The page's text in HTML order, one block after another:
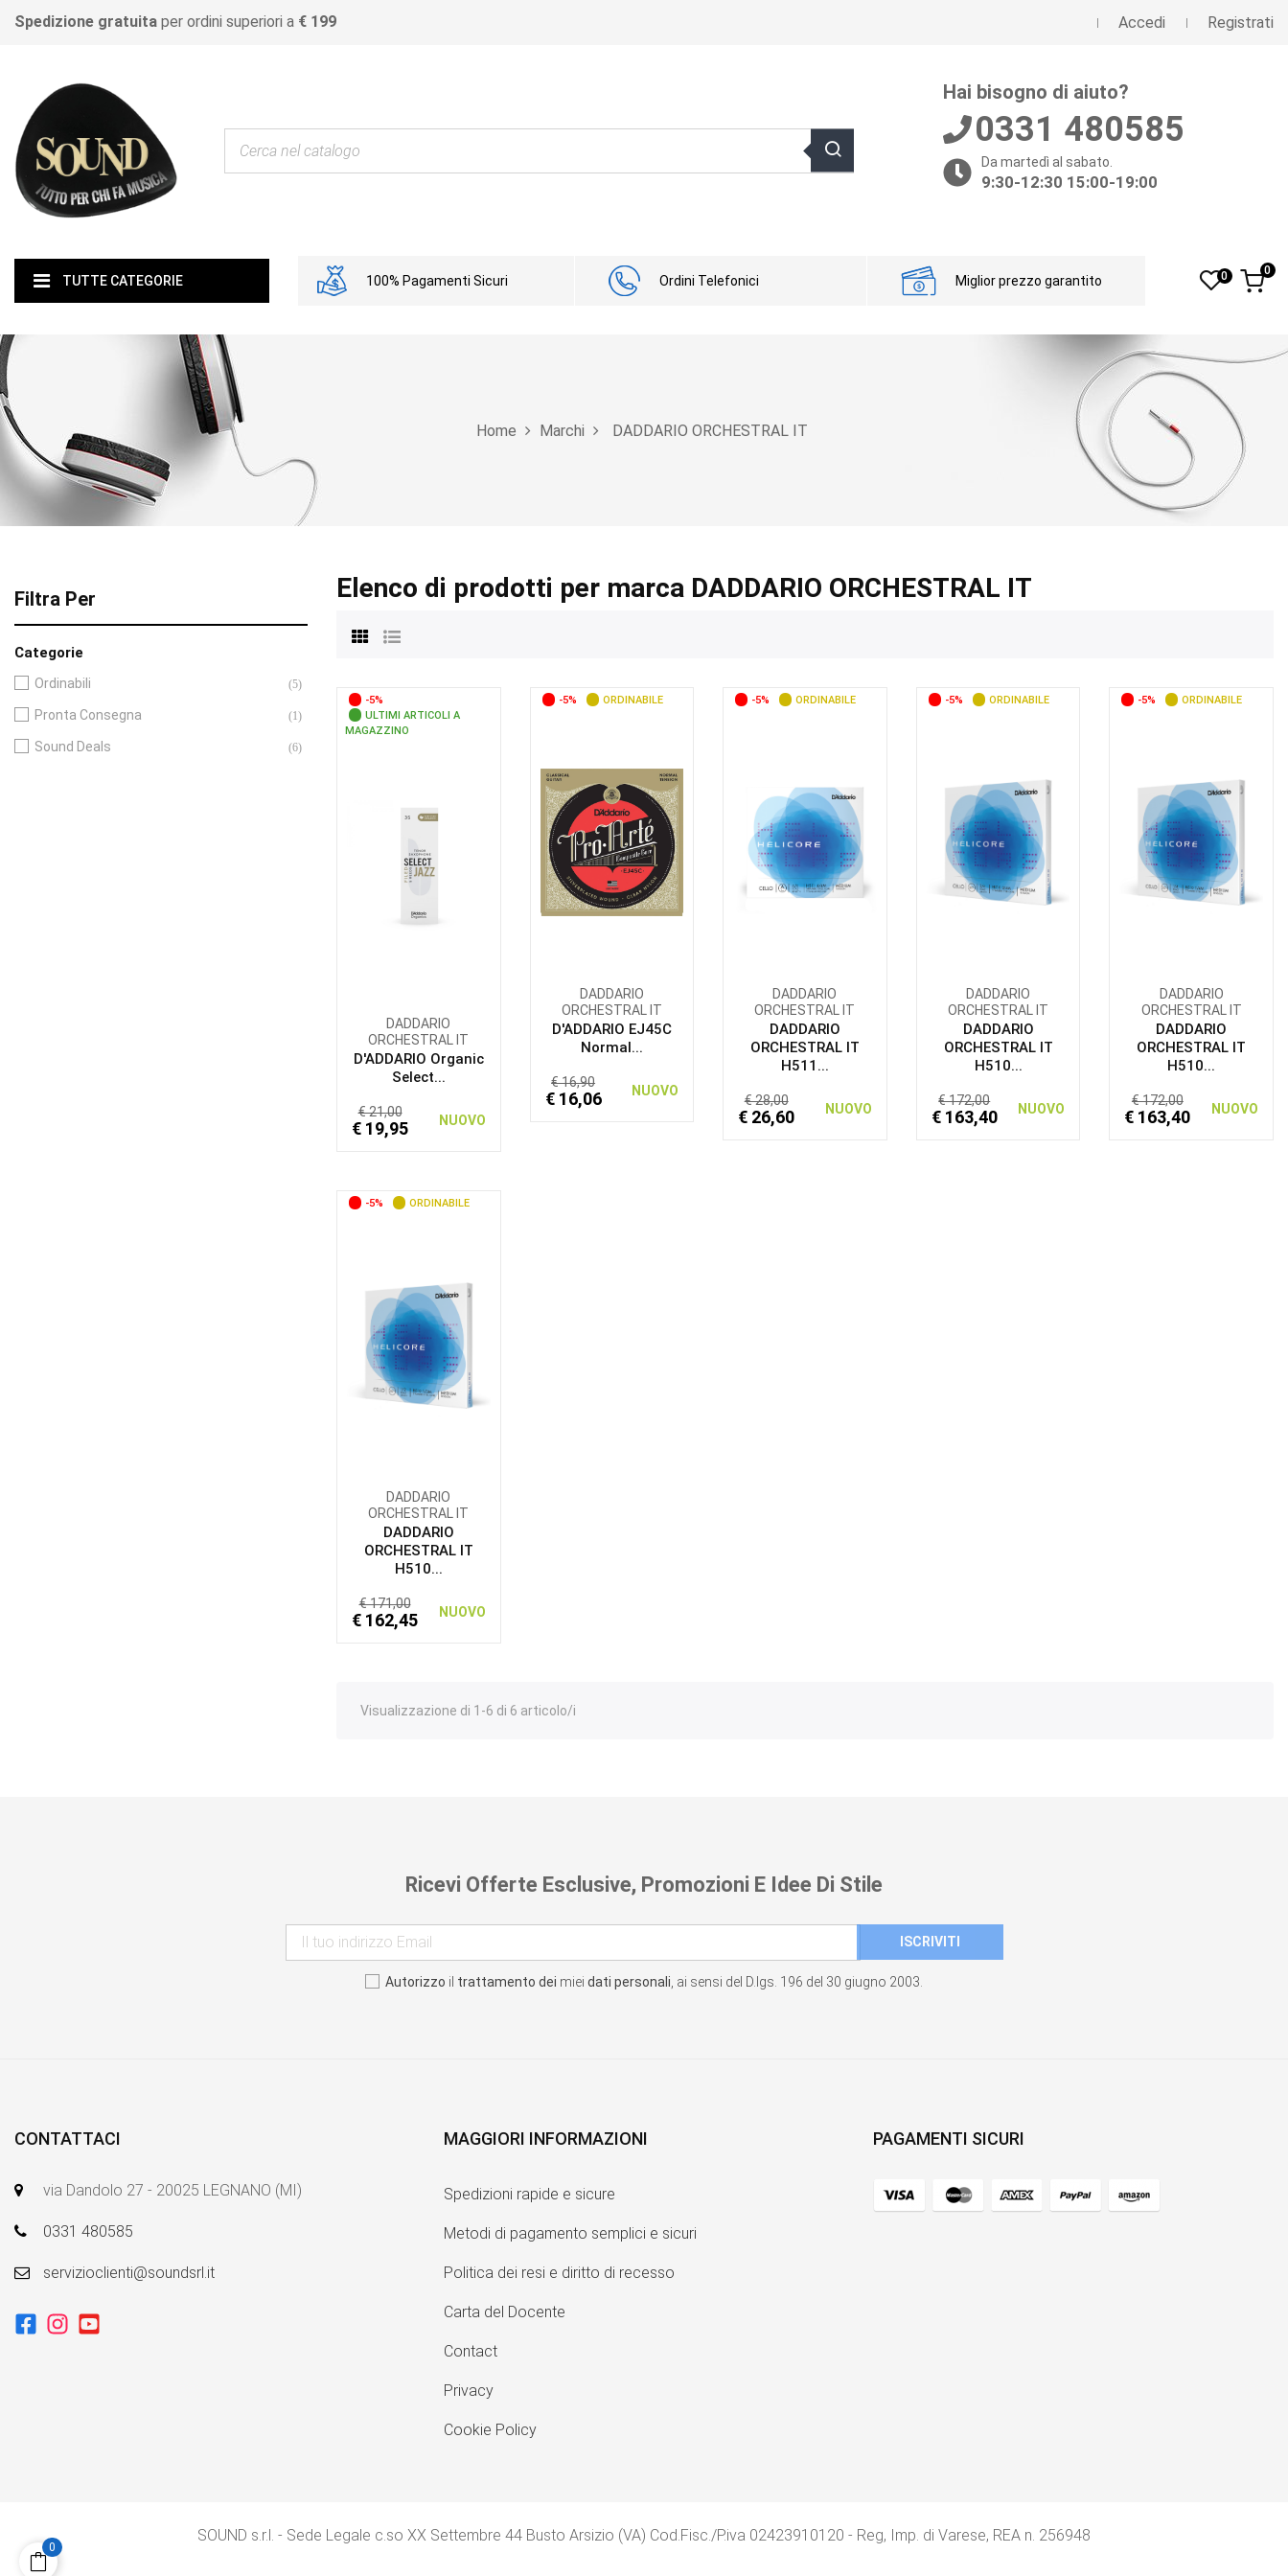
Spedizione gratuita per ordini superiori a € 199 Accedi Registrati
Hai bisogno di aiuto?
0331 480585
Da martedì al sabato.
9:30-12:30 15:00-19:00
TUTTE CATEGORIE 100% Pagamenti Sicuri Ordini Telefonici Miglior prezzo garantito 0 0
Home Marchi DADDARIO ORCHESTRAL IT
Filtra Per
Categorie
Ordinabili (5)
Pronta Consegna (1)
Sound Deals (6)
Elenco di prodotti per marca DADDARIO ORCHESTRAL IT
-5%
ULTIMI ARTICOLI A
MAGAZZINO
DADDARIO
ORCHESTRAL IT
D'ADDARIO Organic
Select...
€ 21,00
€ 19,95 NUOVO
-5% ORDINABILE
DADDARIO
ORCHESTRAL IT
D'ADDARIO EJ45C
Normal...
€ 16,90
€ 16,06 NUOVO
-5% ORDINABILE
DADDARIO
ORCHESTRAL IT
DADDARIO
ORCHESTRAL IT
H511...
€ 28,00
€ 26,60 NUOVO
-5% ORDINABILE
DADDARIO
ORCHESTRAL IT
DADDARIO
ORCHESTRAL IT
H510...
€ 172,00
€ 163,40 NUOVO
-5% ORDINABILE
DADDARIO
ORCHESTRAL IT
DADDARIO
ORCHESTRAL IT
H510...
€ 172,00
€ 163,40 NUOVO
-5% ORDINABILE
DADDARIO
ORCHESTRAL IT
DADDARIO
ORCHESTRAL IT
H510...
€ 171,00
€ 162,45 NUOVO
Visualizzazione di 1-6 di 6 articolo/i
Ricevi Offerte Esclusive, Promozioni E Idee Di Stile
Autorizzo il trattamento dei miei dati personali , ai sensi del D.lgs. 196 del 30 giugno 2003.
CONTATTACI
via Dandolo 27 - 20025 LEGNANO (MI)
0331 480585
servizioclienti@soundsrl.it
MAGGIORI INFORMAZIONI
Spedizioni rapide e sicure
Metodi di pagamento semplici e sicuri
Politica dei resi e diritto di recesso
Carta del Docente
Contact
Privacy
Cookie Policy
PAGAMENTI SICURI
SOUND s.r.l. - Sede Legale c.so XX Settembre 44 Busto Arsizio (VA) Cod.Fisc./P.iva 02423910120 - Reg, Imp. di Varese, REA n. 256948
0